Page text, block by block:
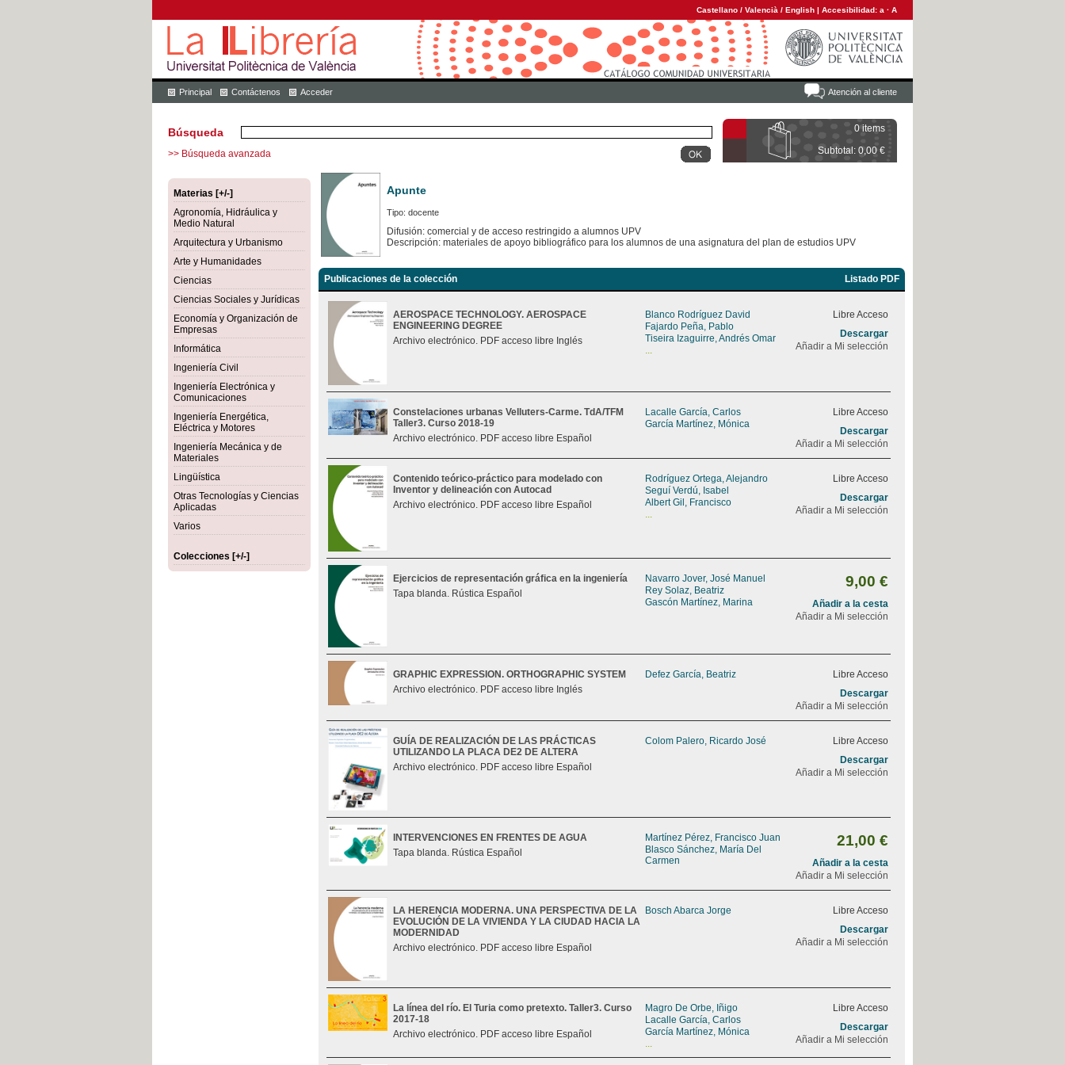
Castellano / Valencià / English | Accesibilidad: a · A
Atención al cliente
Principal Contáctenos Acceder
0 items
Subtotal: 0,00 €
Búsqueda
>> Búsqueda avanzada
Materias [+/-]
Agronomía, Hidráulica y
Medio Natural
Arquitectura y Urbanismo
Arte y Humanidades
Ciencias
Ciencias Sociales y Jurídicas
Economía y Organización de
Empresas
Informática
Ingeniería Civil
Ingeniería Electrónica y
Comunicaciones
Ingeniería Energética,
Eléctrica y Motores
Ingeniería Mecánica y de
Materiales
Lingüística
Otras Tecnologías y Ciencias
Aplicadas
Varios
Colecciones [+/-]
Apunte
Tipo: docente
Difusión: comercial y de acceso restringido a alumnos UPV
Descripción: materiales de apoyo bibliográfico para los alumnos de una asignatura del plan de estudios UPV
Publicaciones de la colección Listado PDF
AEROSPACE TECHNOLOGY. AEROSPACE
ENGINEERING DEGREE
Archivo electrónico. PDF acceso libre Inglés
Blanco Rodríguez David
Fajardo Peña, Pablo
Tiseira Izaguirre, Andrés Omar
...
Libre Acceso
Descargar
Añadir a Mi selección
Constelaciones urbanas Velluters-Carme. TdA/TFM
Taller3. Curso 2018-19
Archivo electrónico. PDF acceso libre Español
Lacalle García, Carlos
García Martínez, Mónica
Libre Acceso
Descargar
Añadir a Mi selección
Contenido teórico-práctico para modelado con
Inventor y delineación con Autocad
Archivo electrónico. PDF acceso libre Español
Rodríguez Ortega, Alejandro
Seguí Verdú, Isabel
Albert Gil, Francisco
...
Libre Acceso
Descargar
Añadir a Mi selección
Ejercicios de representación gráfica en la ingeniería
Tapa blanda. Rústica Español
Navarro Jover, José Manuel
Rey Solaz, Beatriz
Gascón Martínez, Marina
9,00 €
Añadir a la cesta
Añadir a Mi selección
GRAPHIC EXPRESSION. ORTHOGRAPHIC SYSTEM
Archivo electrónico. PDF acceso libre Inglés
Defez García, Beatriz
Libre Acceso
Descargar
Añadir a Mi selección
GUÍA DE REALIZACIÓN DE LAS PRÁCTICAS
UTILIZANDO LA PLACA DE2 DE ALTERA
Archivo electrónico. PDF acceso libre Español
Colom Palero, Ricardo José
Libre Acceso
Descargar
Añadir a Mi selección
INTERVENCIONES EN FRENTES DE AGUA
Tapa blanda. Rústica Español
Martínez Pérez, Francisco Juan
Blasco Sánchez, María Del
Carmen
21,00 €
Añadir a la cesta
Añadir a Mi selección
LA HERENCIA MODERNA. UNA PERSPECTIVA DE LA
EVOLUCIÓN DE LA VIVIENDA Y LA CIUDAD HACIA LA
MODERNIDAD
Archivo electrónico. PDF acceso libre Español
Bosch Abarca Jorge
Libre Acceso
Descargar
Añadir a Mi selección
La línea del río. El Turia como pretexto. Taller3. Curso
2017-18
Archivo electrónico. PDF acceso libre Español
Magro De Orbe, Iñigo
Lacalle García, Carlos
García Martínez, Mónica
...
Libre Acceso
Descargar
Añadir a Mi selección